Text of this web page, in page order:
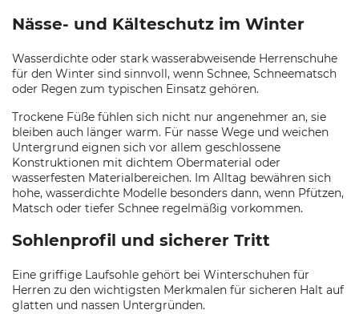
Nässe- und Kälteschutz im Winter
Wasserdichte oder stark wasserabweisende Herrenschuhe
für den Winter sind sinnvoll, wenn Schnee, Schneematsch
oder Regen zum typischen Einsatz gehören.
Trockene Füße fühlen sich nicht nur angenehmer an, sie
bleiben auch länger warm. Für nasse Wege und weichen
Untergrund eignen sich vor allem geschlossene
Konstruktionen mit dichtem Obermaterial oder
wasserfesten Materialbereichen. Im Alltag bewähren sich
hohe, wasserdichte Modelle besonders dann, wenn Pfützen,
Matsch oder tiefer Schnee regelmäßig vorkommen.
Sohlenprofil und sicherer Tritt
Eine griffige Laufsohle gehört bei Winterschuhen für
Herren zu den wichtigsten Merkmalen für sicheren Halt auf
glatten und nassen Untergründen.